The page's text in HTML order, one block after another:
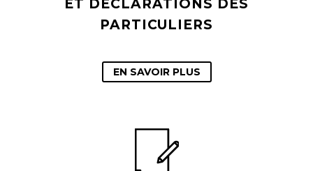
ET DÉCLARATIONS DES
PARTICULIERS
EN SAVOIR PLUS